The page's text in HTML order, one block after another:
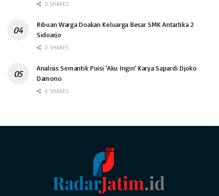
0 SHARES
Ribuan Warga Doakan Keluarga Besar SMK Antartika 2
Sidoarjo
0 SHARES
Analisis Semantik Puisi ‘Aku Ingin’ Karya Sapardi Djoko
Damono
0 SHARES